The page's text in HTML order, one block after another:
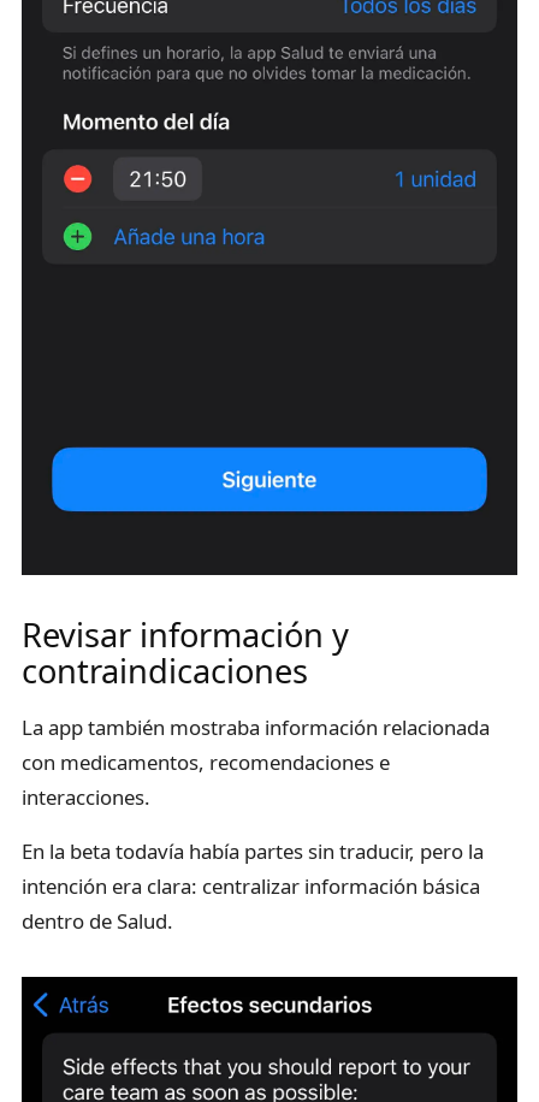
Revisar información y
contraindicaciones
La app también mostraba información relacionada
con medicamentos, recomendaciones e
interacciones.
En la beta todavía había partes sin traducir, pero la
intención era clara: centralizar información básica
dentro de Salud.